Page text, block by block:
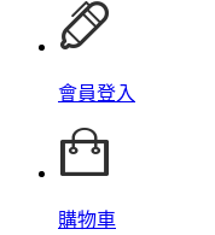
會員登入
購物車